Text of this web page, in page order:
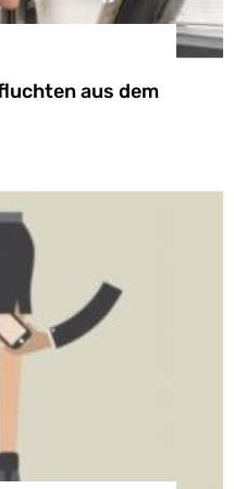
aus dem